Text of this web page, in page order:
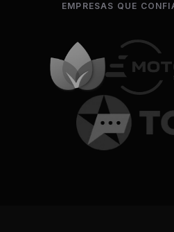
EMPRESAS QUE